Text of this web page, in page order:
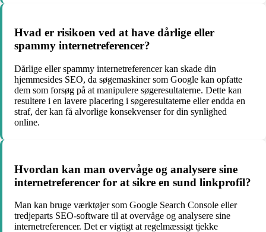
Hvad er risikoen ved at have dårlige eller
spammy internetreferencer?
Dårlige eller spammy internetreferencer kan skade din
hjemmesides SEO, da søgemaskiner som Google kan opfatte
dem som forsøg på at manipulere søgeresultaterne. Dette kan
resultere i en lavere placering i søgeresultaterne eller endda en
straf, der kan få alvorlige konsekvenser for din synlighed
online.
Hvordan kan man overvåge og analysere sine
internetreferencer for at sikre en sund linkprofil?
Man kan bruge værktøjer som Google Search Console eller
tredjeparts SEO-software til at overvåge og analysere sine
internetreferencer. Det er vigtigt at regelmæssigt tjekke